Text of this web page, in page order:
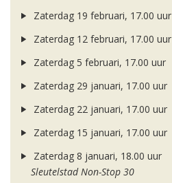
Zaterdag 19 februari, 17.00 uur
Zaterdag 12 februari, 17.00 uur
Zaterdag 5 februari, 17.00 uur
Zaterdag 29 januari, 17.00 uur
Zaterdag 22 januari, 17.00 uur
Zaterdag 15 januari, 17.00 uur
Zaterdag 8 januari, 18.00 uur
Sleutelstad Non-Stop 30